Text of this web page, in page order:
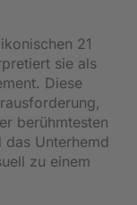
21
sie als
Diese
berühmtesten
Unterhemd
zu einem